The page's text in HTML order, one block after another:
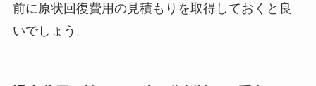
前に原状回復費用の見積もりを取得しておくと良
いでしょう。